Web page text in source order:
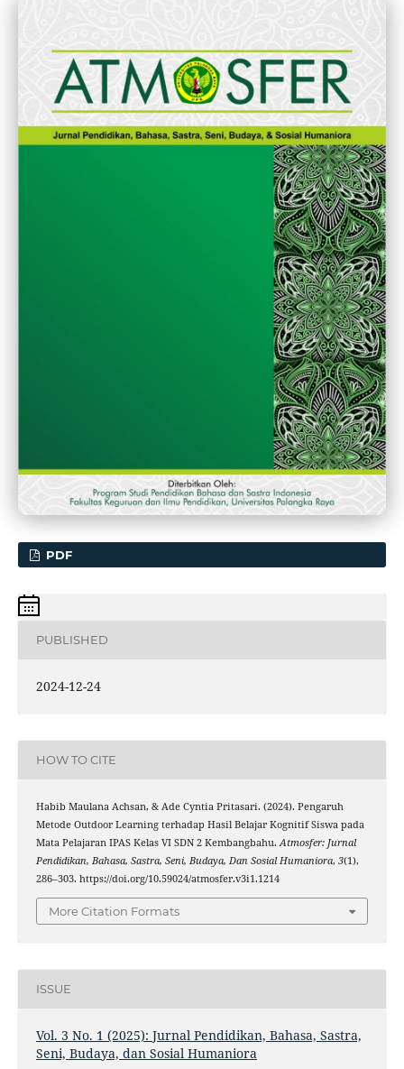
PDF
PUBLISHED
2024-12-24
HOW TO CITE
Habib Maulana Achsan, & Ade Cyntia Pritasari. (2024). Pengaruh
Metode Outdoor Learning terhadap Hasil Belajar Kognitif Siswa pada
Mata Pelajaran IPAS Kelas VI SDN 2 Kembangbahu.Atmosfer: Jurnal
Pendidikan, Bahasa, Sastra, Seni, Budaya, Dan Sosial Humaniora, 3(1),
286–303. https://doi.org/10.59024/atmosfer.v3i1.1214
More Citation Formats
ISSUE
Vol. 3 No. 1 (2025): Jurnal Pendidikan, Bahasa, Sastra,
Seni, Budaya, dan Sosial Humaniora